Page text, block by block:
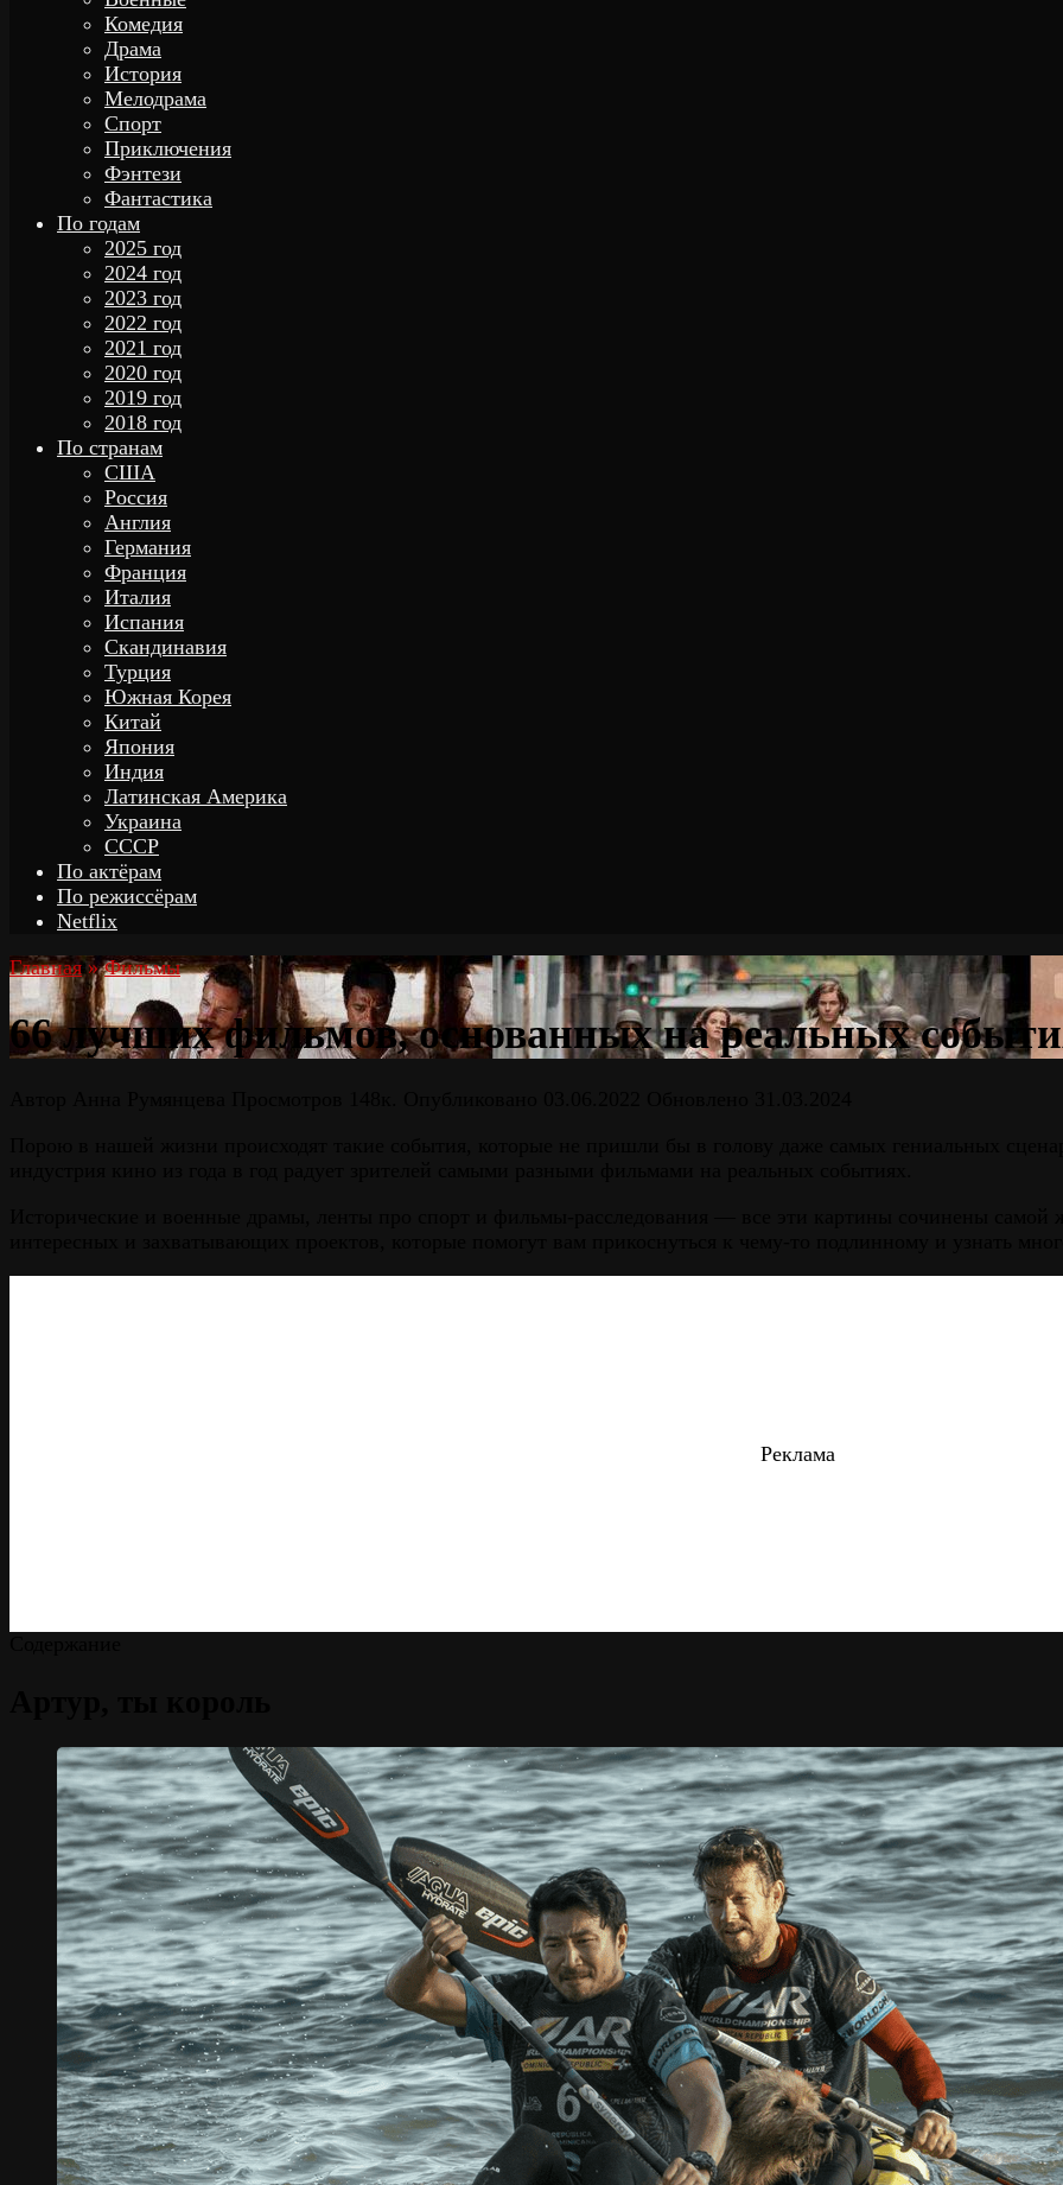
Комедия
Драма
История
Мелодрама
Спорт
Приключения
Фэнтези
Фантастика
По годам
2025 год
2024 год
2023 год
2022 год
2021 год
2020 год
2019 год
2018 год
По странам
США
Россия
Англия
Германия
Франция
Италия
Испания
Скандинавия
Турция
Южная Корея
Китай
Япония
Индия
Латинская Америка
Украина
СССР
По актёрам
По режиссёрам
Netflix
Главная » Фильмы
66 лучших фильмов, основанных на реальных
Реклама